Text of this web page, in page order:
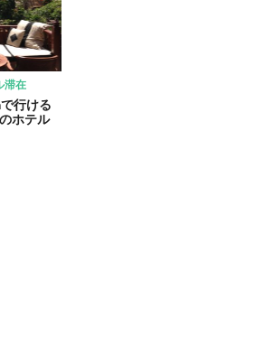
滞在
行ける
ホテル